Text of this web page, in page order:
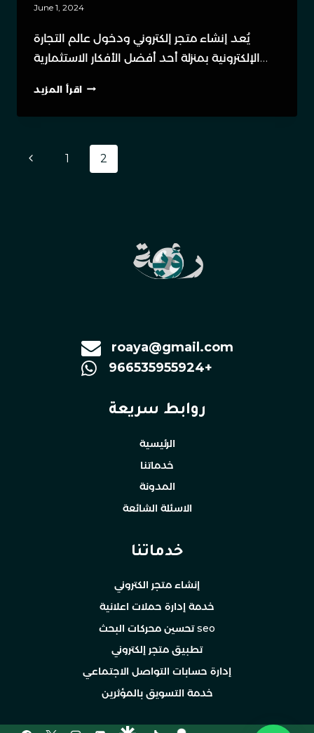
June 1, 2024
يُعد إنشاء متجر إلكتروني ودخول عالم التجارة
الإلكترونية بمنزلة أحد أفضل الأفكار الاستثمارية…
اقرأ المزيد
1 2
roaya@gmail.com
966535955924+
روابط سريعة
الرئيسية
خدماتنا
المدونة
الاسئلة الشائعة
خدماتنا
إنشاء متجر الكتروني
خدمة إدارة حملات اعلانية
تحسين محركات البحث seo
تطبيق متجر إلكتروني
إدارة حسابات التواصل الاجتماعي
خدمة التسويق بالمؤثرين